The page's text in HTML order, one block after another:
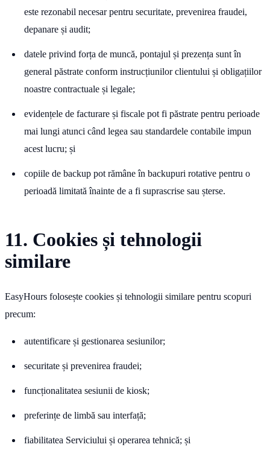
este rezonabil necesar pentru securitate, prevenirea fraudei,
depanare și audit;
datele privind forța de muncă, pontajul și prezența sunt în
general păstrate conform instrucțiunilor clientului și obligațiilor
noastre contractuale și legale;
evidențele de facturare și fiscale pot fi păstrate pentru perioade
mai lungi atunci când legea sau standardele contabile impun
acest lucru; și
copiile de backup pot rămâne în backupuri rotative pentru o
perioadă limitată înainte de a fi suprascrise sau șterse.
11. Cookies și tehnologii
similare
EasyHours folosește cookies și tehnologii similare pentru scopuri
precum:
autentificare și gestionarea sesiunilor;
securitate și prevenirea fraudei;
funcționalitatea sesiunii de kiosk;
preferințe de limbă sau interfață;
fiabilitatea Serviciului și operarea tehnică; și